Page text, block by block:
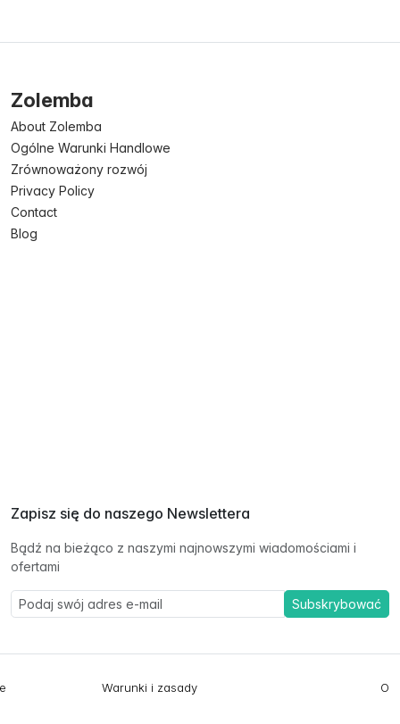
Zolemba
About Zolemba
Ogólne Warunki Handlowe
Zrównoważony rozwój
Privacy Policy
Contact
Blog
Zapisz się do naszego Newslettera
Bądź na bieżąco z naszymi najnowszymi wiadomościami i
ofertami
Subskrybować
Warunki i zasady O